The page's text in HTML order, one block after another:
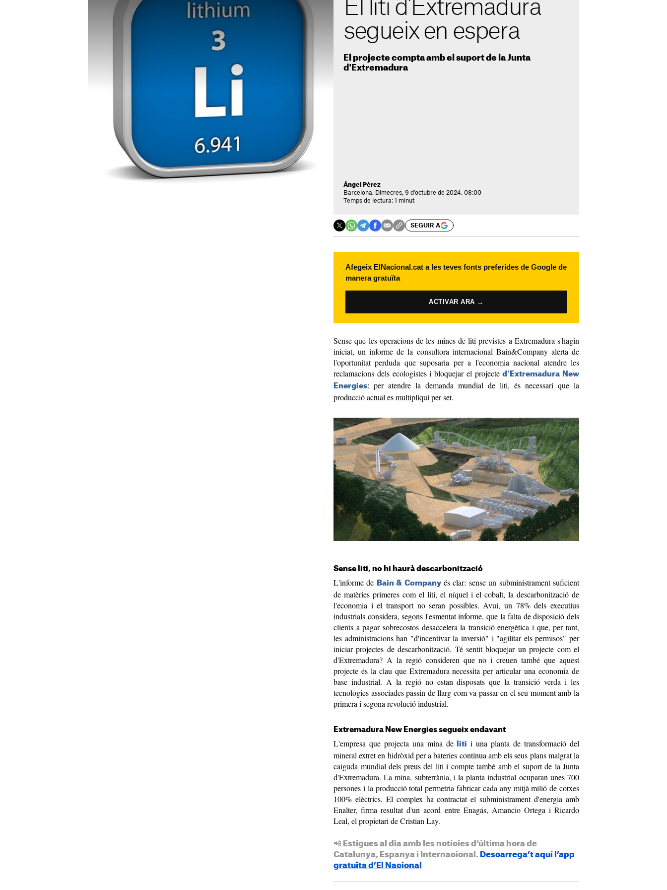
El liti d'Extremadura
segueix en espera
El projecte compta amb el suport de la Junta
d'Extremadura
Ángel Pérez
Barcelona. Dimecres, 9 d'octubre de 2024. 08:00
Temps de lectura: 1 minut
SEGUIR A
Afegeix ElNacional.cat a les teves fonts preferides de Google de
manera gratuïta
ACTIVAR ARA →
Sense que les operacions de les mines de liti previstes a Extremadura s'hagin
iniciat, un informe de la consultora internacional Bain&Company alerta de
l'oportunitat perduda que suposaria per a l'economia nacional atendre les
reclamacions dels ecologistes i bloquejar el projected'Extremadura New
Energies: per atendre la demanda mundial de liti, és necessari que la
producció actual es multipliqui per set.
Sense liti, no hi haurà descarbonització
L'informe de Bain & Companyés clar: sense un subministrament suficient
de matèries primeres com el liti, el níquel i el cobalt, la descarbonització de
l'economia i el transport no seran possibles. Avui, un 78% dels executius
industrials considera, segons l'esmentat informe, que la falta de disposició dels
clients a pagar sobrecostos desaccelera la transició energètica i que, per tant,
les administracions han "d'incentivar la inversió" i "agilitar els permisos" per
iniciar projectes de descarbonització. Té sentit bloquejar un projecte com el
d'Extremadura? A la regió consideren que no i creuen també que aquest
projecte és la clau que Extremadura necessita per articular una economia de
base industrial. A la regió no estan disposats que la transició verda i les
tecnologies associades passin de llarg com va passar en el seu moment amb la
primera i segona revolució industrial.
Extremadura New Energies segueix endavant
L'empresa que projecta una mina de liti i una planta de transformació del
mineral extret en hidròxid per a bateries contínua amb els seus plans malgrat la
caiguda mundial dels preus del liti i compte també amb el suport de la Junta
d'Extremadura. La mina, subterrània, i la planta industrial ocuparan unes 700
persones i la producció total permetria fabricar cada any mitjà milió de cotxes
100% elèctrics. El complex ha contractat el subministrament d'energia amb
Enalter, firma resultat d'un acord entre Enagás, Amancio Ortega i Ricardo
Leal, el propietari de Cristian Lay.
📲 Estigues al dia amb les notícies d’última hora de
Catalunya, Espanya i Internacional. Descarrega’t aquí l’app
gratuïta d’El Nacional